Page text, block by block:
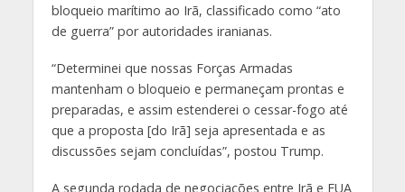
bloqueio marítimo ao Irã, classificado como “ato
de guerra” por autoridades iranianas.
“Determinei que nossas Forças Armadas
mantenham o bloqueio e permaneçam prontas e
preparadas, e assim estenderei o cessar-fogo até
que a proposta [do Irã] seja apresentada e as
discussões sejam concluídas”, postou Trump.
A segunda rodada de negociações entre Irã e EUA